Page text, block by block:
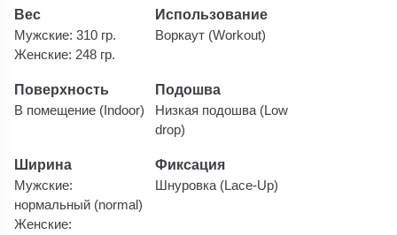
Вес
Мужские: 310 гр.
Женские: 248 гр.
Использование
Воркаут (Workout)
Поверхность
В помещение (Indoor)
Подошва
Низкая подошва (Low
drop)
Ширина
Мужские:
нормальный (normal)
Женские:
Фиксация
Шнуровка (Lace-Up)